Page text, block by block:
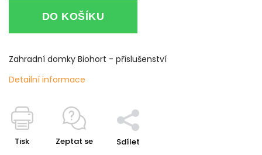
DO KOŠÍKU
Zahradní domky Biohort - příslušenství
Detailní informace
Tisk Zeptat se Sdílet